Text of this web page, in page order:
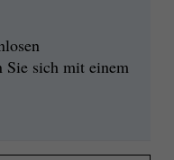
Sie sich mit einem